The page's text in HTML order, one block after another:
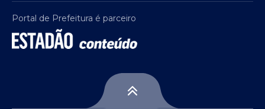
Portal de Prefeitura é parceiro